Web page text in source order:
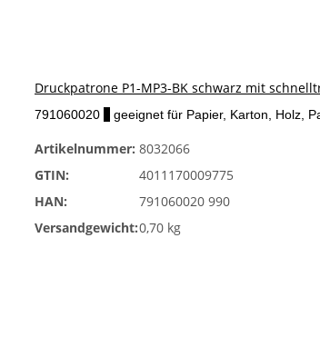
Druckpatrone P1-MP3-BK schwarz mit
791060020 geeignet für Papier, Karton, Holz,
Artikelnummer: 8032066
GTIN:
4011170009775
HAN:
791060020 990
Versandgewicht:0,70 kg